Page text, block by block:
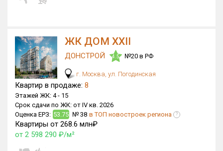
ЖК ДОМ XXII
ДОНСТРОЙ 4.5 №20 в РФ
г. Москва, ул. Погодинская
Квартир в продаже: 8
Этажей ЖК: 4 - 15
Срок сдачи по ЖК: от IV кв. 2026
Оценка ЕРЗ: 53.75 № 38 в ТОП новостроек региона ?
Квартиры от 268.6 млн₽
от 2 598 290 ₽/м²